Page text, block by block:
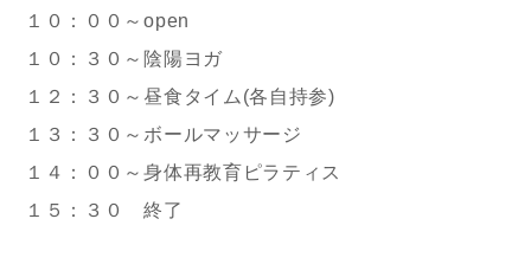
１０：００～open
１０：３０～陰陽ヨガ
１２：３０～昼食タイム(各自持参)
１３：３０～ボールマッサージ
１４：００～身体再教育ピラティス
１５：３０ 終了